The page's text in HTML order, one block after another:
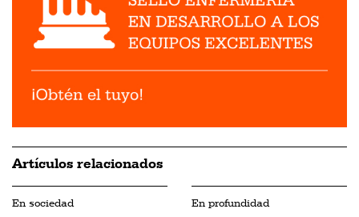
Artículos relacionados
En sociedad En profundidad